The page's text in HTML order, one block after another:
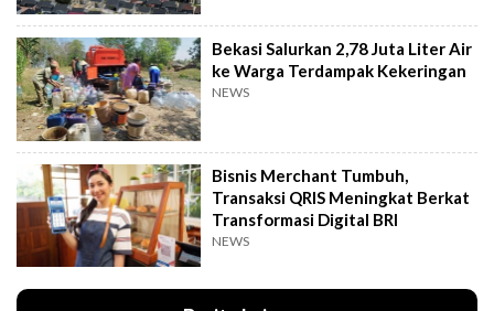
Bekasi Salurkan 2,78 Juta Liter Air
ke Warga Terdampak Kekeringan
NEWS
Bisnis Merchant Tumbuh,
Transaksi QRIS Meningkat Berkat
Transformasi Digital BRI
NEWS